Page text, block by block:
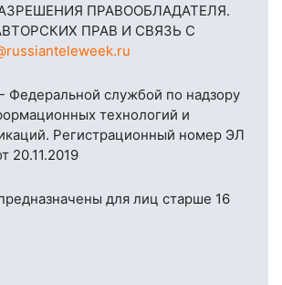
ПРАВООБЛАДАТЕЛЯ.
ПРАВ И СВЯЗЬ С
Федеральной службой по надзору
технологий и
Регистрационный номер ЭЛ
20.11.2019
для лиц старше 16